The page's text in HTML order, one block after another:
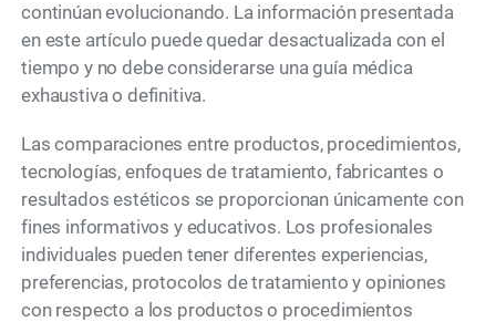
continúan evolucionando. La información presentada
en este artículo puede quedar desactualizada con el
tiempo y no debe considerarse una guía médica
exhaustiva o definitiva.
Las comparaciones entre productos, procedimientos,
tecnologías, enfoques de tratamiento, fabricantes o
resultados estéticos se proporcionan únicamente con
fines informativos y educativos. Los profesionales
individuales pueden tener diferentes experiencias,
preferencias, protocolos de tratamiento y opiniones
con respecto a los productos o procedimientos